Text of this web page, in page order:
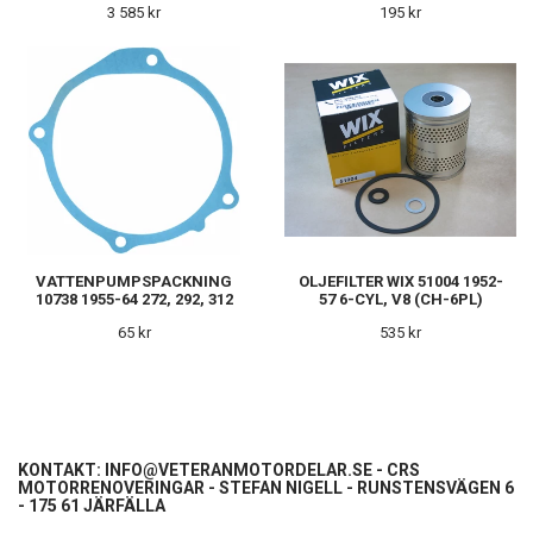
3 585 kr 195 kr
VATTENPUMPSPACKNING
10738 1955-64 272, 292, 312
65 kr
OLJEFILTER WIX 51004 1952-
57 6-CYL, V8 (CH-6PL)
535 kr
KONTAKT: INFO@VETERANMOTORDELAR.SE - CRS
MOTORRENOVERINGAR - STEFAN NIGELL - RUNSTENSVÄGEN 6
- 175 61 JÄRFÄLLA